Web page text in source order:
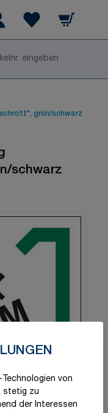
von
stetig zu
der Interessen
Warenkorb
grün/schwarz
schwarz